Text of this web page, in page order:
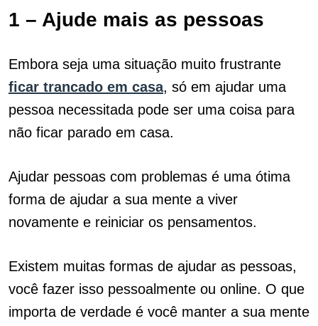
1 – Ajude mais as pessoas
Embora seja uma situação muito frustrante
ficar trancado em casa, só em ajudar uma
pessoa necessitada pode ser uma coisa para
não ficar parado em casa.
Ajudar pessoas com problemas é uma ótima
forma de ajudar a sua mente a viver
novamente e reiniciar os pensamentos.
Existem muitas formas de ajudar as pessoas,
você fazer isso pessoalmente ou online. O que
importa de verdade é você manter a sua mente